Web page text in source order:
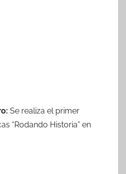
Se realiza el primer
“Rodando Historia” en